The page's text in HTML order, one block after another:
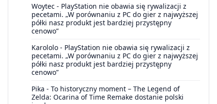
Woytec - PlayStation nie obawia się rywalizacji z
pecetami. „W porównaniu z PC do gier z najwyższej
półki nasz produkt jest bardziej przystępny
cenowo”
Karololo - PlayStation nie obawia się rywalizacji z
pecetami. „W porównaniu z PC do gier z najwyższej
półki nasz produkt jest bardziej przystępny
cenowo”
Pika - To historyczny moment – The Legend of
Zelda: Ocarina of Time Remake dostanie polski